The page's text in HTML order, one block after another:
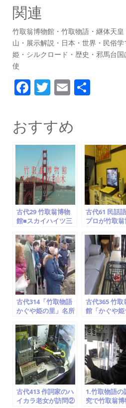
関連
竹取翁博物館・竹取物語・継体天
山・展示解説・日本・世界・民俗
姫・シルクロード・歴史・邪馬台
使
F
c
e
b
o
o
k
T
itt
er
E
ai
l
おすすめ
古代29 竹取翁博物
館■スカイハイツ三
古代61 民話
プロが竹取
ト空海説
古代314「竹取物語
かぐや姫の里」名所
京田辺市 竹取翁博物
館 2014.2.1
古代365 竹取
館「かぐや
石庭・襖絵紹
古代413 作詞家のハ
イカラ老女が訪問②
1.竹取物語の
究で竹取翁